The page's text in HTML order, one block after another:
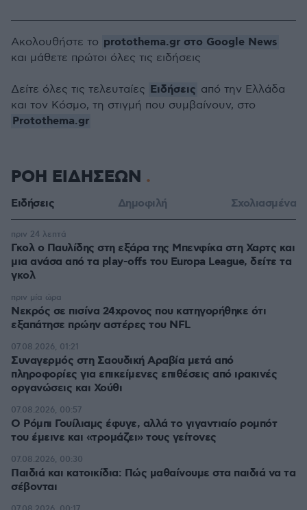
Ακολουθήστε το protothema.gr στο Google News
και μάθετε πρώτοι όλες τις ειδήσεις
Δείτε όλες τις τελευταίες Ειδήσεις από την Ελλάδα
και τον Κόσμο, τη στιγμή που συμβαίνουν, στο
Protothema.gr
ΡΟΗ ΕΙΔΗΣΕΩΝ
Ειδήσεις Δημοφιλή Σχολιασμένα
Γκολ ο Παυλίδης στη εξάρα της Μπενφίκα στη Χαρτς και
μια ανάσα από τα play-offs του Europa League, δείτε τα
γκολ
πριν 24 λεπτά
Νεκρός σε πισίνα 24χρονος που κατηγορήθηκε ότι
εξαπάτησε πρώην αστέρες του NFL
πριν μία ώρα
Συναγερμός στη Σαουδική Αραβία μετά από
πληροφορίες για επικείμενες επιθέσεις από ιρακινές
οργανώσεις και Χούθι
07.08.2026, 01:21
Ο Ρόμπι Γουίλιαμς έφυγε, αλλά το γιγαντιαίο ρομπότ
του έμεινε και «τρομάζει» τους γείτονες
07.08.2026, 00:57
Παιδιά και κατοικίδια: Πώς μαθαίνουμε στα παιδιά να τα
σέβονται
07.08.2026, 00:30